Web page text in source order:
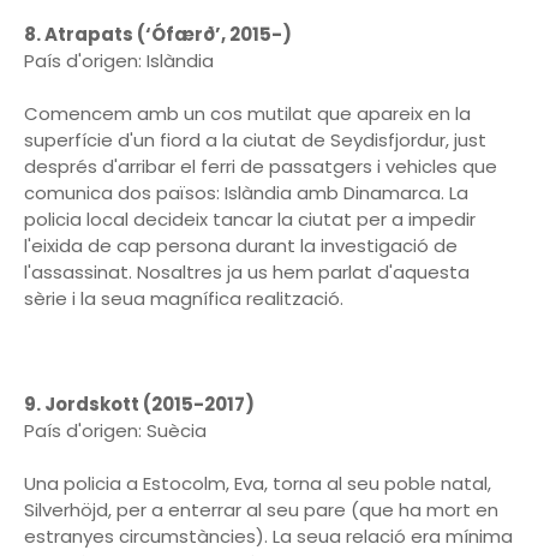
8. Atrapats (‘Ófærð’, 2015-)
País d'origen: Islàndia
Comencem amb un cos mutilat que apareix en la
superfície d'un fiord a la ciutat de Seydisfjordur, just
després d'arribar el ferri de passatgers i vehicles que
comunica dos països: Islàndia amb Dinamarca. La
policia local decideix tancar la ciutat per a impedir
l'eixida de cap persona durant la investigació de
l'assassinat. Nosaltres ja us hem parlat d'aquesta
sèrie i la seua magnífica realització.
9. Jordskott (2015-2017)
País d'origen: Suècia
Una policia a Estocolm, Eva, torna al seu poble natal,
Silverhöjd, per a enterrar al seu pare (que ha mort en
estranyes circumstàncies). La seua relació era mínima